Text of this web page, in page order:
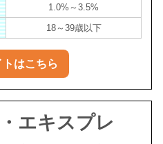
1.0%～3.5%
18～39歳以下
はこちら
エキスプレ